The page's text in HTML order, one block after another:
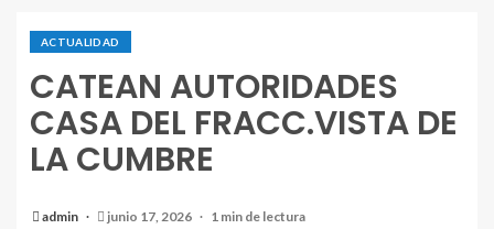
ACTUALIDAD
CATEAN AUTORIDADES
CASA DEL FRACC.VISTA DE
LA CUMBRE
admin junio 17, 2026 1 min de lectura